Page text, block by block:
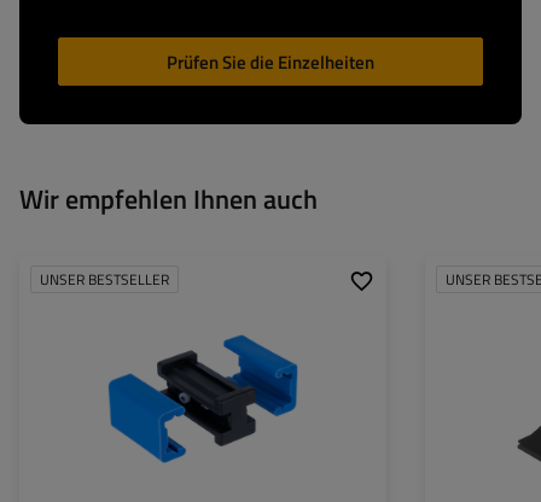
Prüfen Sie die Einzelheiten
Wir empfehlen Ihnen auch
UNSER BESTSELLER UNSER